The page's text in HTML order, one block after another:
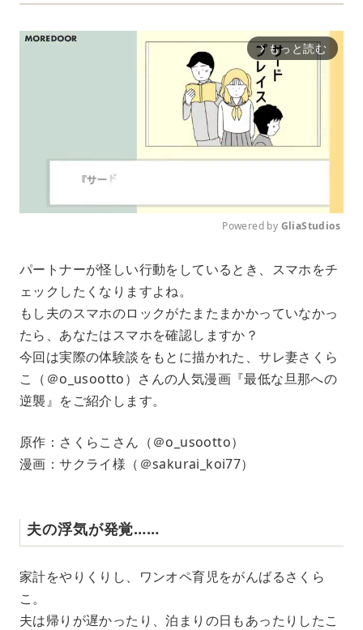
arrow_forward_ios もっと読む
u
Powered by GliaStudios
パートナーが怪しい行動をしているとき、スマホをチ
ェックしたくなりますよね。
もし夫のスマホのロックがたまたまかかっていなかっ
たら、あなたはスマホを確認しますか？
今回は実際の体験談をもとに描かれた、サレ妻さくら
こ（＠o_usootto）さんの人気漫画『最低な旦那への
逆襲』をご紹介します。
原作：さくらこさん（＠o_usootto）
漫画：サクライ様（＠sakurai_koi77）
夫の浮気が発覚……
家計をやりくりし、ワンオペ育児をがんばるさくら
こ。
夫は帰りが遅かったり、泊まりの日もあったりしたこ